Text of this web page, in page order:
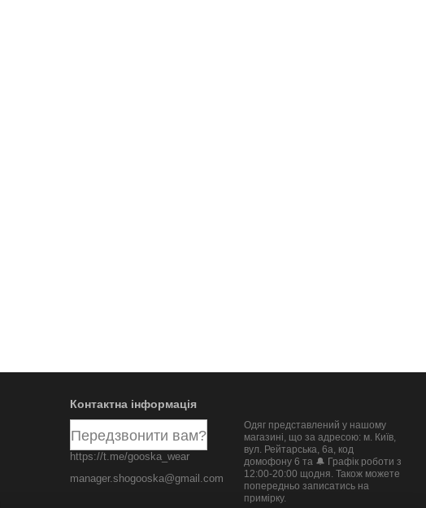
Контактна інформація
Передзвонити вам?
https://t.me/gooska_wear
manager.shogooska@gmail.com
Одяг представлений у нашому
магазині, що за адресою: м. Київ,
вул. Рейтарська, 6а, код
домофону 6 та 🔔 Графік роботи з
12:00-20:00 щодня. Також можете
попередньо записатись на
примірку.